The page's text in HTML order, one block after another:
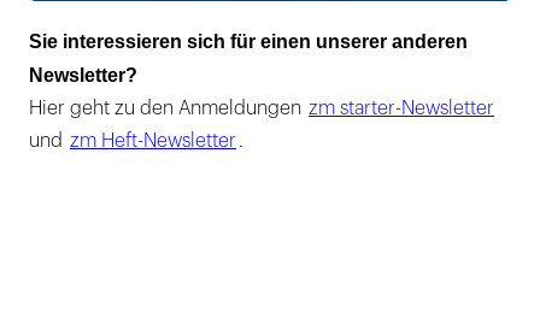
Sie interessieren sich für einen unserer anderen
Newsletter?
Hier geht zu den Anmeldungen zm starter-Newsletter
und zm Heft-Newsletter .